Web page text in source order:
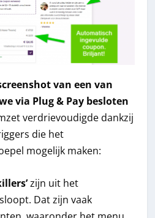
van een van
via Plug & Pay besloten
verdrievoudigde dankzij
die het
mogelijk maken:
zijn uit het
Dat zijn vaak